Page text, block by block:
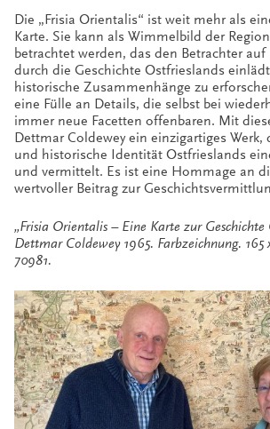
Die „Frisia Orientalis“ ist weit mehr als
Karte. Sie kann als Wimmelbild der
betrachtet werden, das den Betrachter auf
durch die Geschichte Ostfrieslands
historische Zusammenhänge zu
eine Fülle an Details, die selbst bei
immer neue Facetten offenbaren. Mit
Dettmar Coldewey ein einzigartiges Werk,
und historische Identität Ostfrieslands
und vermittelt. Es ist eine Hommage an
wertvoller Beitrag zur
„Frisia Orientalis – Eine Karte zur Geschichte
Dettmar Coldewey 1965. Farbzeichnung. 165
70981.